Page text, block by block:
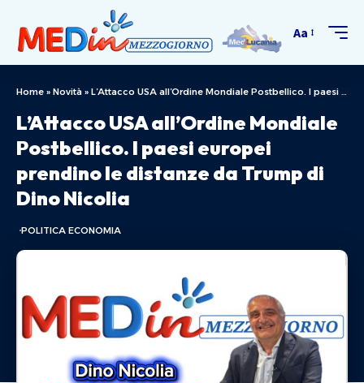
Aa
Home » Novità » L’Attacco USA all’Ordine Mondiale Postbellico. I paesi europei prendino le distanze da Trump di Dino Nicolia
L’Attacco USA all’Ordine Mondiale
Postbellico. I paesi europei
prendino le distanze da Trump di
Dino Nicolia
POLITICA ECONOMIA